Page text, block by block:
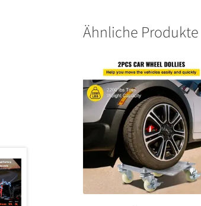
Ähnliche Produkte